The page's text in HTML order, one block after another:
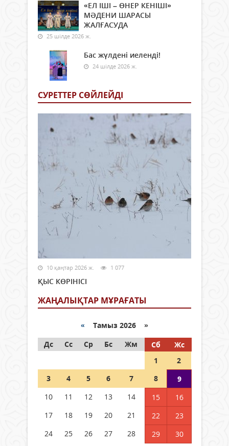
«ЕЛ ІШІ – ӨНЕР КЕНІШІ»
МӘДЕНИ ШАРАСЫ
ЖАЛҒАСУДА
25 шілде 2026 ж.
Бас жүлдені иеленді!
24 шілде 2026 ж.
СУРЕТТЕР СӨЙЛЕЙДI
10 қаңтар 2026 ж. 1 077
ҚЫС КӨРІНІСІ
ЖАҢАЛЫҚТАР МҰРАҒАТЫ
« Тамыз 2026 »
Дс
Сс Ср Бс Жм Сб
Жс
1
2
3
4 5 6 7 8
9
10
11 12 13 14 15
16
17
18 19 20 21 22
23
24
25 26 27 28 29 30